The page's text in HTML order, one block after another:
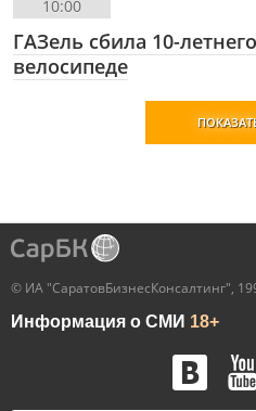
10:00
ГАЗель сбила 10-
велосипеде
© ИА "СаратовБизнесКонсалтинг",
Информация о СМИ 18+